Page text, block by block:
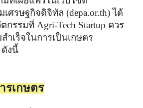
เศรษฐกิจดิจิทัล (depa.or.th) ได้
กรรมที่ Agri-Tech Startup ควร
ำเร็จในการเป็นเกษตร
งนี้
รเกษตร